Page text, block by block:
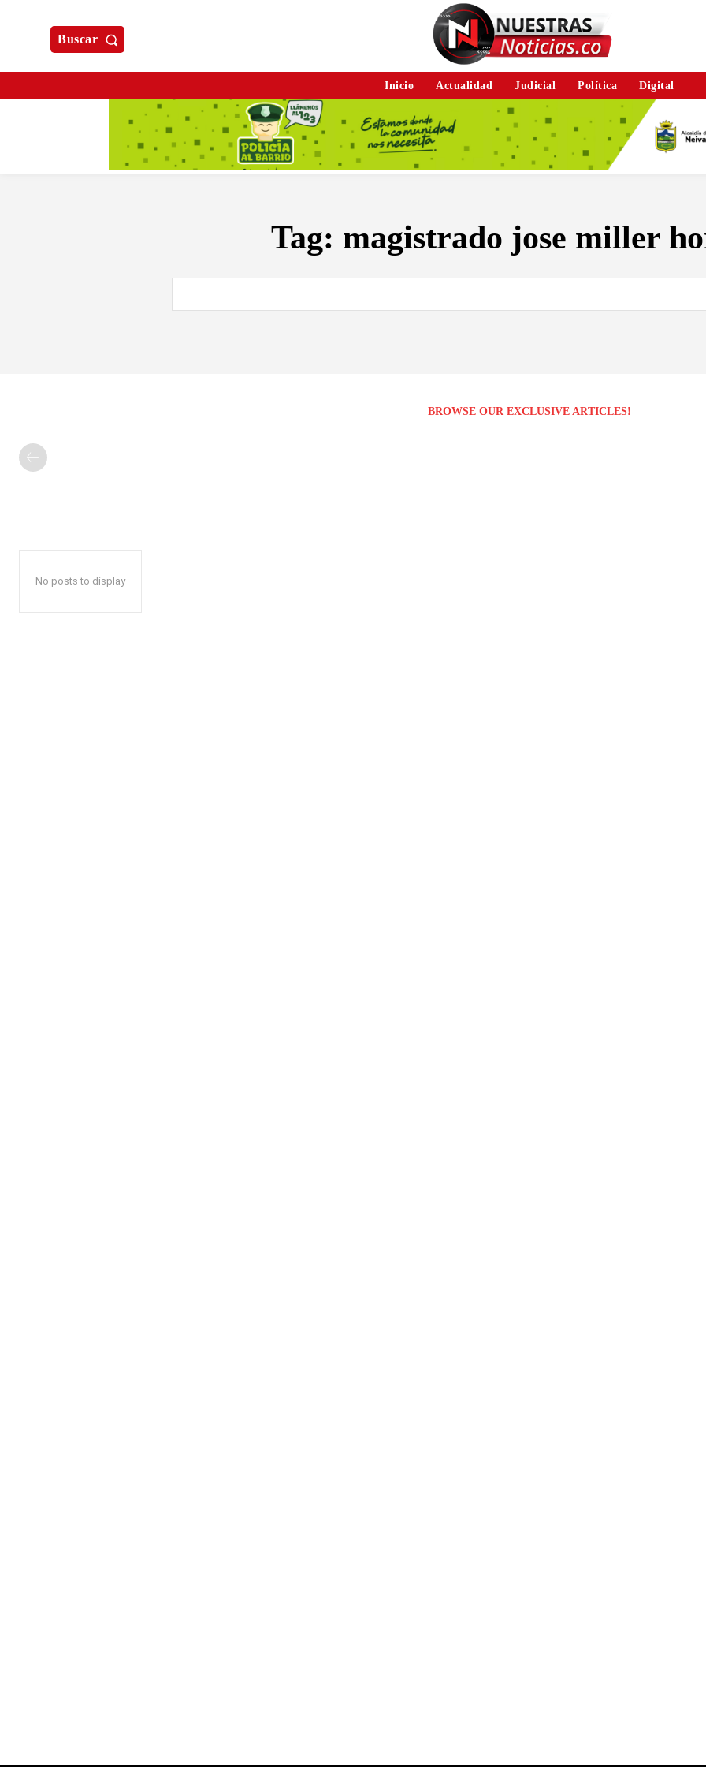
Buscar
Inicio Actualidad Judicial Política Digital
Tag: magistrado jose miller
BROWSE OUR EXCLUSIVE ARTICLES!
No posts to display